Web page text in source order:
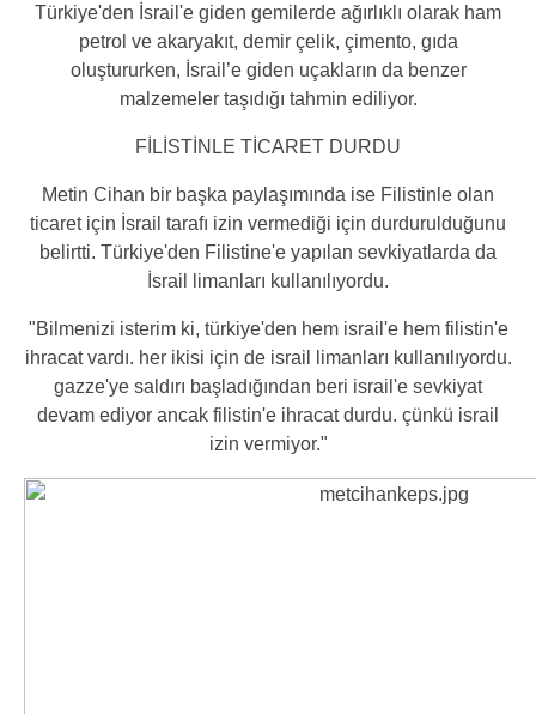
Türkiye'den İsrail'e giden gemilerde ağırlıklı olarak ham
petrol ve akaryakıt, demir çelik, çimento, gıda
oluştururken, İsrail’e giden uçakların da benzer
malzemeler taşıdığı tahmin ediliyor.
FİLİSTİNLE TİCARET DURDU
Metin Cihan bir başka paylaşımında ise Filistinle olan
ticaret için İsrail tarafı izin vermediği için durdurulduğunu
belirtti. Türkiye'den Filistine'e yapılan sevkiyatlarda da
İsrail limanları kullanılıyordu.
"Bilmenizi isterim ki, türkiye'den hem israil'e hem filistin'e
ihracat vardı. her ikisi için de israil limanları kullanılıyordu.
gazze'ye saldırı başladığından beri israil'e sevkiyat
devam ediyor ancak filistin'e ihracat durdu. çünkü israil
izin vermiyor."